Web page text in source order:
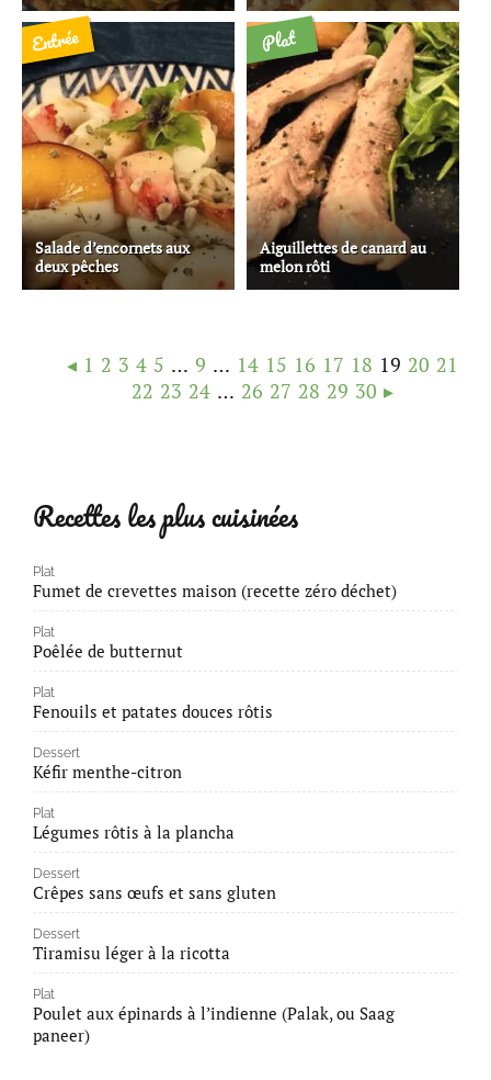
Entrée
Salade d’encornets aux
deux pêches
Plat
Aiguillettes de canard au
melon rôti
◂ 1 2 3 4 5 … 9 … 14 15 16 17 18 19 20 21
22 23 24 … 26 27 28 29 30 ▸
Recettes les plus cuisinées
Plat
Fumet de crevettes maison (recette zéro déchet)
Plat
Poêlée de butternut
Plat
Fenouils et patates douces rôtis
Dessert
Kéfir menthe-citron
Plat
Légumes rôtis à la plancha
Dessert
Crêpes sans œufs et sans gluten
Dessert
Tiramisu léger à la ricotta
Plat
Poulet aux épinards à l’indienne (Palak, ou Saag
paneer)